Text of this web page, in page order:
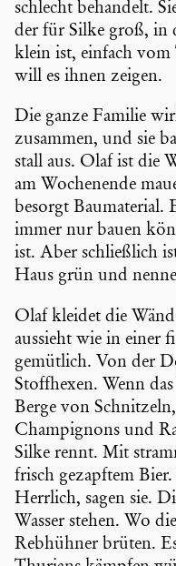
schlecht behandelt.
der für Silke groß, in
klein ist, einfach vom
will es ihnen zeigen.
Die ganze Familie
zusammen, und sie
stall aus. Olaf ist die
am Wochen­ende
besorgt Bauma­te­rial.
immer nur bauen
ist. Aber schließ­lich
Haus grün und
Olaf kleidet die
aussieht wie in einer
gemütlich. Von der
Stoff­hexen. Wenn
Berge von
Champi­gnons und
Silke rennt. Mit
frisch gezapftem
Herrlich, sagen sie.
Wasser stehen. Wo
Rebhühner brüten.